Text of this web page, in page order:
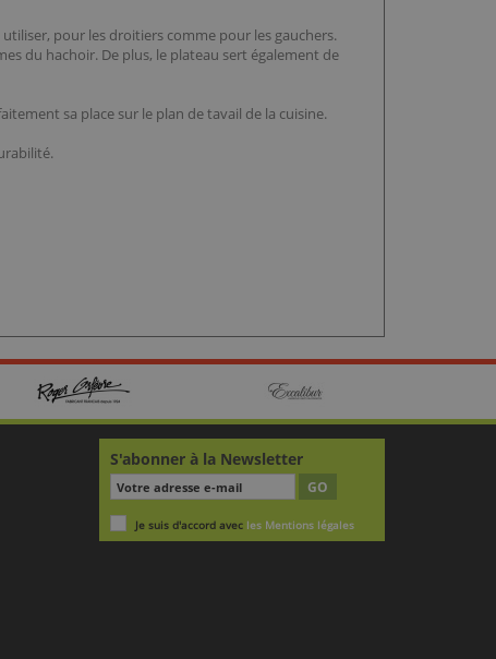
pour les droitiers comme pour les gauchers.
du hachoir. De plus, le plateau sert également de
sa place sur le plan de tavail de la cuisine.
S'abonner à la Newsletter
GO
Je suis d'accord avec les Mentions légales